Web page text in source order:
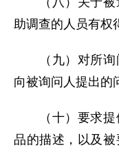
助调查的人员有权
（九）对所询
向被询问人提出的
（十）要求提
品的描述，以及